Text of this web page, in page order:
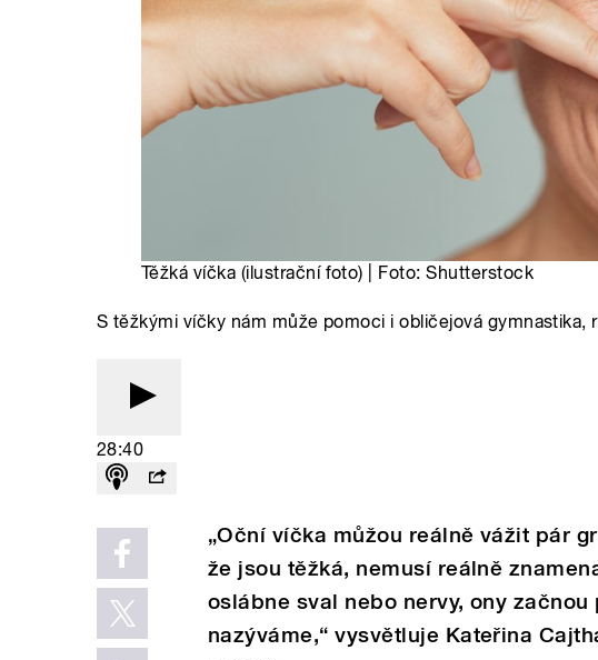
Těžká víčka (ilustrační foto) | Foto: Shutterstock
S těžkými víčky nám může pomoci i obličejová gymnastika,
28:40
„Oční víčka můžou reálně vážit pár
že jsou těžká, nemusí reálně
oslábne sval nebo nervy, ony
nazýváme,“ vysvětluje Kateřina